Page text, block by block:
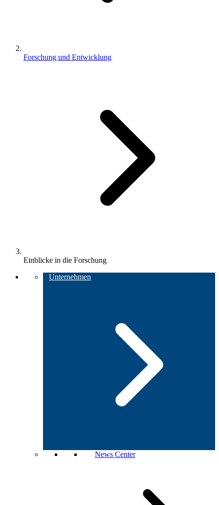
Forschung und Entwicklung
Einblicke in die Forschung
Unternehmen
News Center